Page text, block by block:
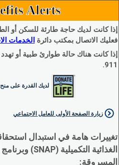
Alerts
إذا كانت لديك حاجة طارئة للسكن أو
فعليك الاتصال بمكتب دائرة الخدمات
إذا كانت هناك حالة طوارئ طبية أو
911.
لديك القدرة على منح
زيارة الصفحة الأولى للعامل الاجتماعي
تغييرات هامة في استبدال
المسروقة: